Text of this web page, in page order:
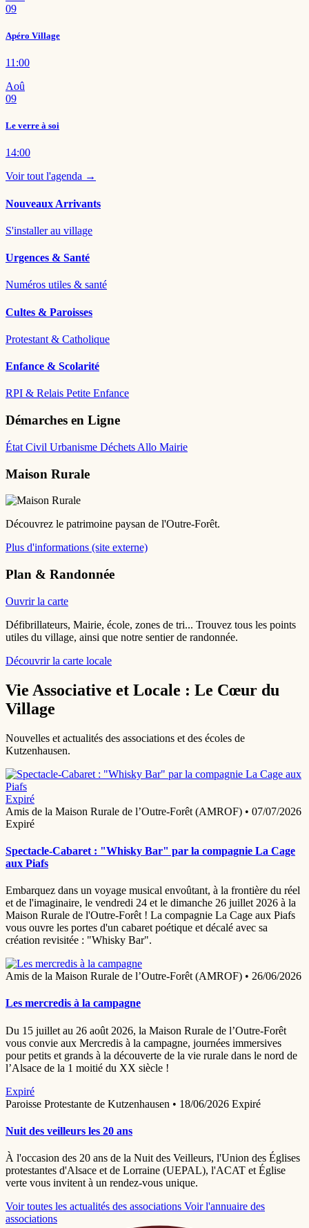
09
Apéro Village
11:00
Aoû
09
Le verre à soi
14:00
Voir tout l'agenda →
Nouveaux Arrivants
S'installer au village
Urgences & Santé
Numéros utiles & santé
Cultes & Paroisses
Protestant & Catholique
Enfance & Scolarité
RPI & Relais Petite Enfance
Démarches en Ligne
État Civil Urbanisme Déchets Allo Mairie
Maison Rurale
Découvrez le patrimoine paysan de l'Outre-Forêt.
Plus d'informations (site externe)
Plan & Randonnée
Ouvrir la carte
Défibrillateurs, Mairie, école, zones de tri... Trouvez tous les points
utiles du village, ainsi que notre sentier de randonnée.
Découvrir la carte locale
Vie Associative et Locale : Le Cœur du
Village
Nouvelles et actualités des associations et des écoles de
Kutzenhausen.
Expiré
Amis de la Maison Rurale de l’Outre-Forêt (AMROF) • 07/07/2026
Expiré
Spectacle-Cabaret : "Whisky Bar" par la compagnie La Cage
aux Piafs
Embarquez dans un voyage musical envoûtant, à la frontière du réel
et de l'imaginaire, le vendredi 24 et le dimanche 26 juillet 2026 à la
Maison Rurale de l'Outre-Forêt ! La compagnie La Cage aux Piafs
vous ouvre les portes d'un cabaret poétique et décalé avec sa
création revisitée : "Whisky Bar".
Amis de la Maison Rurale de l’Outre-Forêt (AMROF) • 26/06/2026
Les mercredis à la campagne
Du 15 juillet au 26 août 2026, la Maison Rurale de l’Outre-Forêt
vous convie aux Mercredis à la campagne, journées immersives
pour petits et grands à la découverte de la vie rurale dans le nord de
l’Alsace de la 1 moitié du XX siècle !
Expiré
Paroisse Protestante de Kutzenhausen • 18/06/2026 Expiré
Nuit des veilleurs les 20 ans
À l'occasion des 20 ans de la Nuit des Veilleurs, l'Union des Églises
protestantes d'Alsace et de Lorraine (UEPAL), l'ACAT et Église
verte vous invitent à un rendez-vous unique.
Voir toutes les actualités des associations Voir l'annuaire des
associations